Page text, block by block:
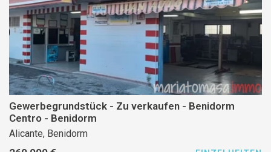
Gewerbegrundstück - Zu verkaufen - Benidorm
Centro - Benidorm
Alicante, Benidorm